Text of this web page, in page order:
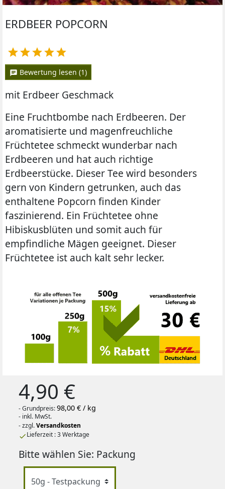
ERDBEER POPCORN

chat Bewertung lesen (1)
mit Erdbeer Geschmack
Eine Fruchtbombe nach Erdbeeren. Der
aromatisierte und magenfreuchliche
Früchtetee schmeckt wunderbar nach
Erdbeeren und hat auch richtige
Erdbeerstücke. Dieser Tee wird besonders
gern von Kindern getrunken, auch das
enthaltene Popcorn finden Kinder
faszinierend. Ein Früchtetee ohne
Hibiskusblüten und somit auch für
empfindliche Mägen geeignet. Dieser
Früchtetee ist auch kalt sehr lecker.
4,90 €
- Grundpreis:98,00 € / kg
- inkl. MwSt.
- zzgl.Versandkosten
Lieferzeit : 3 Werktage
Bitte wählen Sie: Packung